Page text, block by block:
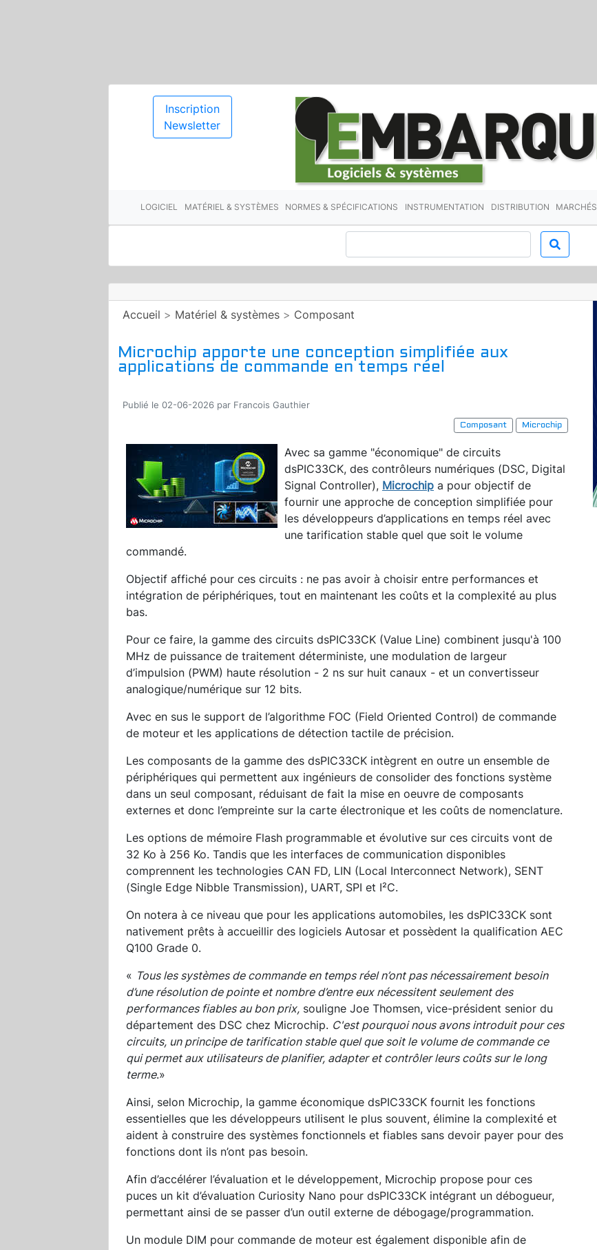
Inscription
Newsletter
LOGICIEL MATÉRIEL & SYSTÈMES NORMES & SPÉCIFICATIONS INSTRUMENTATION DISTRIBUTION MARCHÉS
Accueil > Matériel & systèmes > Composant
Microchip apporte une conception simplifiée aux
applications de commande en temps réel
Publié le 02-06-2026 par Francois Gauthier
Composant
Microchip
Avec sa gamme "économique" de circuits
dsPIC33CK, des contrôleurs numériques (DSC, Digital
Signal Controller), Microchip a pour objectif de
fournir une approche de conception simplifiée pour
les développeurs d’applications en temps réel avec
une tarification stable quel que soit le volume
commandé.
Objectif affiché pour ces circuits : ne pas avoir à choisir entre performances et
intégration de périphériques, tout en maintenant les coûts et la complexité au plus
bas.
Pour ce faire, la gamme des circuits dsPIC33CK (Value Line) combinent jusqu'à 100
MHz de puissance de traitement déterministe, une modulation de largeur
d’impulsion (PWM) haute résolution - 2 ns sur huit canaux - et un convertisseur
analogique/numérique sur 12 bits.
Avec en sus le support de l’algorithme FOC (Field Oriented Control) de commande
de moteur et les applications de détection tactile de précision.
Les composants de la gamme des dsPIC33CK intègrent en outre un ensemble de
périphériques qui permettent aux ingénieurs de consolider des fonctions système
dans un seul composant, réduisant de fait la mise en oeuvre de composants
externes et donc l’empreinte sur la carte électronique et les coûts de nomenclature.
Les options de mémoire Flash programmable et évolutive sur ces circuits vont de
32 Ko à 256 Ko. Tandis que les interfaces de communication disponibles
comprennent les technologies CAN FD, LIN (Local Interconnect Network), SENT
(Single Edge Nibble Transmission), UART, SPI et I²C.
On notera à ce niveau que pour les applications automobiles, les dsPIC33CK sont
nativement prêts à accueillir des logiciels Autosar et possèdent la qualification AEC
Q100 Grade 0.
« Tous les systèmes de commande en temps réel n’ont pas nécessairement besoin
d’une résolution de pointe et nombre d’entre eux nécessitent seulement des
performances fiables au bon prix, souligne Joe Thomsen, vice-président senior du
département des DSC chez Microchip. C'est pourquoi nous avons introduit pour ces
circuits, un principe de tarification stable quel que soit le volume de commande ce
qui permet aux utilisateurs de planifier, adapter et contrôler leurs coûts sur le long
terme.»
Ainsi, selon Microchip, la gamme économique dsPIC33CK fournit les fonctions
essentielles que les développeurs utilisent le plus souvent, élimine la complexité et
aident à construire des systèmes fonctionnels et fiables sans devoir payer pour des
fonctions dont ils n’ont pas besoin.
Afin d’accélérer l’évaluation et le développement, Microchip propose pour ces
puces un kit d’évaluation Curiosity Nano pour dsPIC33CK intégrant un débogueur,
permettant ainsi de se passer d’un outil externe de débogage/programmation.
Un module DIM pour commande de moteur est également disponible afin de